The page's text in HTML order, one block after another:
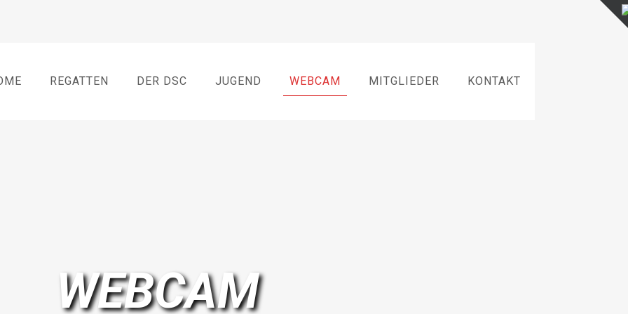
REGATTEN DER DSC JUGEND WEBCAM MITGLIEDER KONTAKT
WEBCAM